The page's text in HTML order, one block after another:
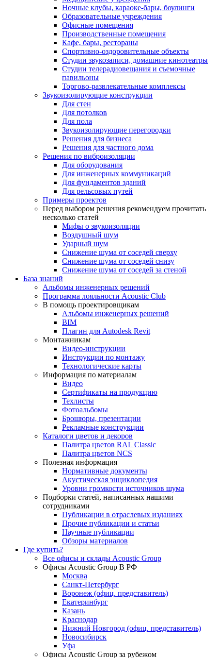
Ночные клубы, караоке-бары, боулинги
Образовательные учреждения
Офисные помещения
Производственные помещения
Кафе, бары, рестораны
Спортивно-оздоровительные объекты
Студии звукозаписи, домашние кинотеатры
Студии телерадиовещания и съемочные
павильоны
Торгово-развлекательные комплексы
Звукоизолирующие конструкции
Для стен
Для потолков
Для пола
Звукоизолирующие перегородки
Решения для бизнеса
Решения для частного дома
Решения по виброизоляции
Для оборудования
Для инженерных коммуникаций
Для фундаментов зданий
Для рельсовых путей
Примеры проектов
Перед выбором решения рекомендуем прочитать
несколько статей
Мифы о звукоизоляции
Воздушный шум
Ударный шум
Снижение шума от соседей сверху
Снижение шума от соседей снизу
Снижение шума от соседей за стеной
База знаний
Альбомы инженерных решений
Программа лояльности Acoustic Club
В помощь проектировщикам
Альбомы инженерных решений
BIM
Плагин для Autodesk Revit
Монтажникам
Видео-инструкции
Инструкции по монтажу
Технологические карты
Информация по материалам
Видео
Сертификаты на продукцию
Техлисты
Фотоальбомы
Брошюры, презентации
Рекламные конструкции
Каталоги цветов и декоров
Палитра цветов RAL Сlassic
Палитра цветов NCS
Полезная информация
Нормативные документы
Акустическая энциклопедия
Уровни громкости источников шума
Подборки статей, написанных нашими
сотрудниками
Публикации в отраслевых изданиях
Прочие публикации и статьи
Научные публикации
Обзоры материалов
Где купить?
Все офисы и склады Acoustic Group
Офисы Acoustic Group В РФ
Москва
Санкт-Петербург
Воронеж (офиц. представитель)
Екатеринбург
Казань
Краснодар
Нижний Новгород (офиц. представитель)
Новосибирск
Уфа
Офисы Acoustic Group за рубежом